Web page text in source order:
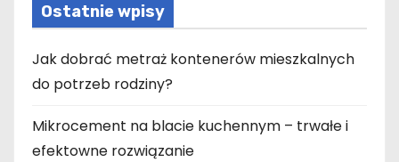
Ostatnie wpisy
Jak dobrać metraż kontenerów mieszkalnych
do potrzeb rodziny?
Mikrocement na blacie kuchennym – trwałe i
efektowne rozwiązanie